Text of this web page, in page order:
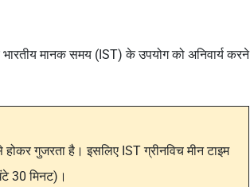
भारतीय मानक समय (IST) के उपयोग को अनिवार्य करने
होकर गुजरता है। इसलिए ISTग्रीनविच मीन टाइम
30 मिनट)।